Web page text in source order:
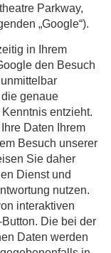
Parkway,
„Google“).
in Ihrem
den Besuch
genaue
entzieht.
Daten Ihrem
Besuch unserer
Sie daher
Dienst und
nutzen.
interaktiven
Die bei der
Daten werden